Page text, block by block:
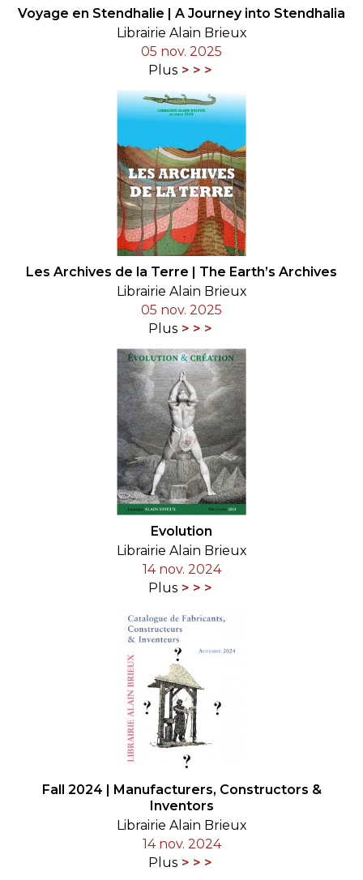
Voyage en Stendhalie | A Journey into Stendhalia
Librairie Alain Brieux
05 nov. 2025
Plus
Les Archives de la Terre | The Earth’s Archives
Librairie Alain Brieux
05 nov. 2025
Plus
Evolution
Librairie Alain Brieux
14 nov. 2024
Plus
Fall 2024 | Manufacturers, Constructors &
Inventors
Librairie Alain Brieux
14 nov. 2024
Plus